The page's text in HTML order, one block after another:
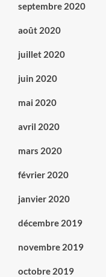
septembre 2020
août 2020
juillet 2020
juin 2020
mai 2020
avril 2020
mars 2020
février 2020
janvier 2020
décembre 2019
novembre 2019
octobre 2019